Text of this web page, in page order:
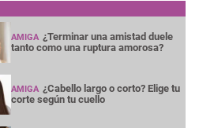
AMIGA ¿Terminar una amistad duele
tanto como una ruptura amorosa?
AMIGA ¿Cabello largo o corto? Elige tu
corte según tu cuello